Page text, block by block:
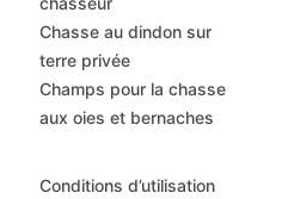
Chasse au dindon sur
terre privée
Champs pour la chasse
aux oies et bernaches
Conditions d’utilisation